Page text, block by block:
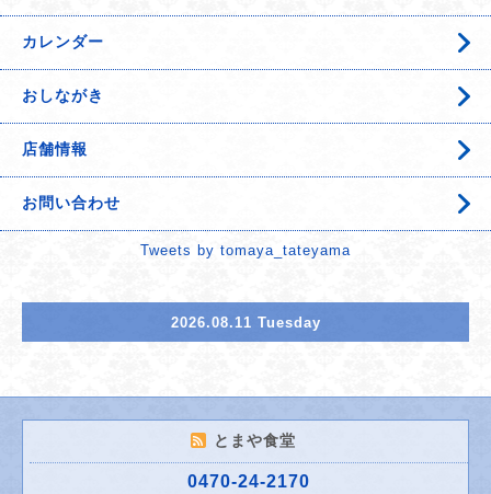
カレンダー
おしながき
店舗情報
お問い合わせ
Tweets by tomaya_tateyama
2026.08.11 Tuesday
とまや食堂
0470-24-2170